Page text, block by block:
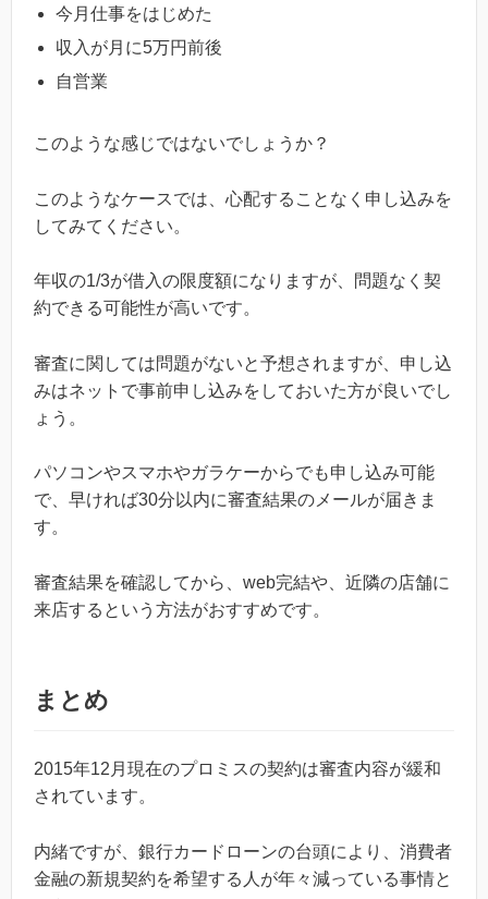
今月仕事をはじめた
収入が月に5万円前後
自営業
このような感じではないでしょうか？
このようなケースでは、心配することなく申し込みを
してみてください。
年収の1/3が借入の限度額になりますが、問題なく契
約できる可能性が高いです。
審査に関しては問題がないと予想されますが、申し込
みはネットで事前申し込みをしておいた方が良いでし
ょう。
パソコンやスマホやガラケーからでも申し込み可能
で、早ければ30分以内に審査結果のメールが届きま
す。
審査結果を確認してから、web完結や、近隣の店舗に
来店するという方法がおすすめです。
まとめ
2015年12月現在のプロミスの契約は審査内容が緩和
されています。
内緒ですが、銀行カードローンの台頭により、消費者
金融の新規契約を希望する人が年々減っている事情と